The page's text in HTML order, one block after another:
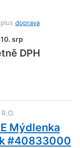
doprava
srp
DPH
Mýdlenka
#40833000